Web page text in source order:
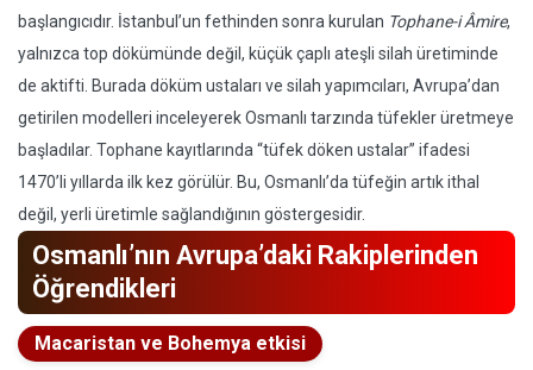
başlangıcıdır. İstanbul’un fethinden sonra kurulan Tophane-i Âmire,
yalnızca top dökümünde değil, küçük çaplı ateşli silah üretiminde
de aktifti. Burada döküm ustaları ve silah yapımcıları, Avrupa’dan
getirilen modelleri inceleyerek Osmanlı tarzında tüfekler üretmeye
başladılar. Tophane kayıtlarında “tüfek döken ustalar” ifadesi
1470’li yıllarda ilk kez görülür. Bu, Osmanlı’da tüfeğin artık ithal
değil, yerli üretimle sağlandığının göstergesidir.
Osmanlı’nın Avrupa’daki Rakiplerinden
Öğrendikleri
Macaristan ve Bohemya etkisi